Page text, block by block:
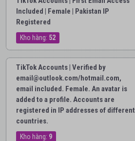
Included | Female | Pakistan IP
Registered
Kho hàng: 52
TikTok Accounts | Verified by
email@outlook.com/hotmail.com,
email included. Female. An avatar is
added to a profile. Accounts are
registered in IP addresses of different
countries.
Kho hàng: 9